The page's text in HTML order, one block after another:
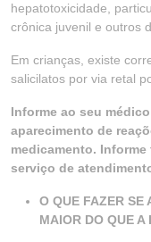
hepatotoxicidade,
crônica juvenil e outros
Em crianças, existe
salicilatos por via retal
Informe ao seu
aparecimento de
medicamento. Informe
serviço de
O QUE FAZER SE
MAIOR DO QUE A